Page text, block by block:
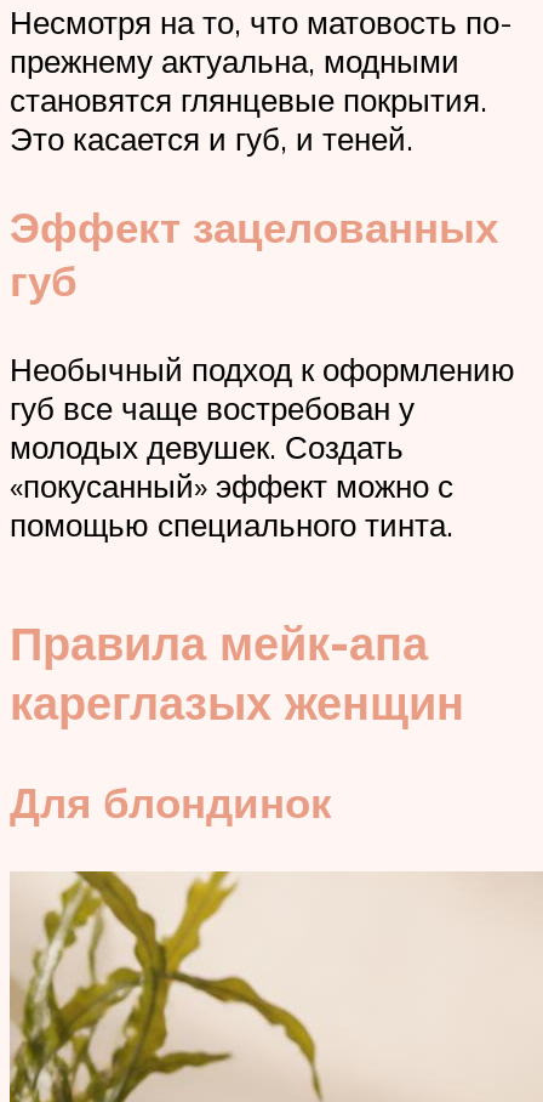
Несмотря на то, что матовость по-
прежнему актуальна, модными
становятся глянцевые покрытия.
Это касается и губ, и теней.
Эффект зацелованных
губ
Необычный подход к оформлению
губ все чаще востребован у
молодых девушек. Создать
«покусанный» эффект можно с
помощью специального тинта.
Правила мейк-апа
кареглазых женщин
Для блондинок